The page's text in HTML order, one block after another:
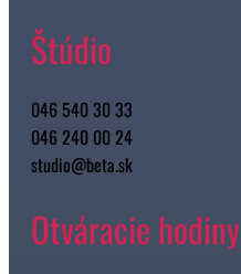
Štúdio
046 540 30 33
046 240 00 24
studio@beta.sk
Otváracie hodiny